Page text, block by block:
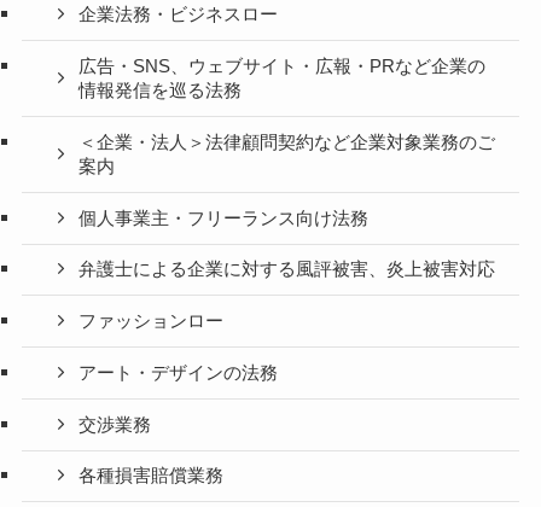
企業法務・ビジネスロー
広告・SNS、ウェブサイト・広報・PRなど企業の
情報発信を巡る法務
＜企業・法人＞法律顧問契約など企業対象業務のご
案内
個人事業主・フリーランス向け法務
弁護士による企業に対する風評被害、炎上被害対応
ファッションロー
アート・デザインの法務
交渉業務
各種損害賠償業務